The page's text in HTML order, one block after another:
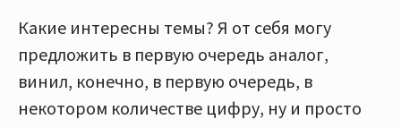
Какие интересны темы? Я от себя могу
предложить в первую очередь аналог,
винил, конечно, в первую очередь, в
некотором количестве цифру, ну и просто